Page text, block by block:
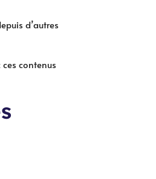
d’autres
contenus